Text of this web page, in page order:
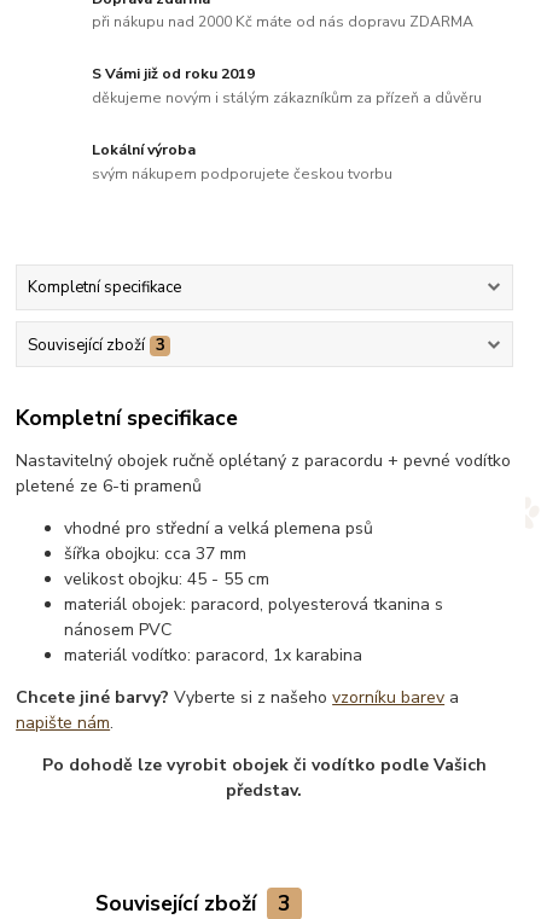
při nákupu nad 2000 Kč máte od nás dopravu ZDARMA
S Vámi již od roku 2019
děkujeme novým i stálým zákazníkům za přízeň a důvěru
Lokální výroba
svým nákupem podporujete českou tvorbu
Kompletní specifikace
Související zboží 3
Kompletní specifikace
Nastavitelný obojek ručně oplétaný z paracordu + pevné vodítko
pletené ze 6-ti pramenů
vhodné pro střední a velká plemena psů
šířka obojku: cca 37 mm
velikost obojku: 45 - 55 cm
materiál obojek: paracord, polyesterová tkanina s
nánosem PVC
materiál vodítko: paracord, 1x karabina
Chcete jiné barvy? Vyberte si z našehovzorníku barev a
napište nám.
Po dohodě lze vyrobit obojek či vodítko podle Vašich
představ.
Související zboží 3